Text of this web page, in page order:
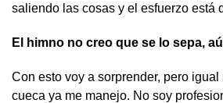
saliendo las cosas y el esfuerzo está
El himno no creo que se lo sepa,
Con esto voy a sorprender, pero igual
cueca ya me manejo. No soy